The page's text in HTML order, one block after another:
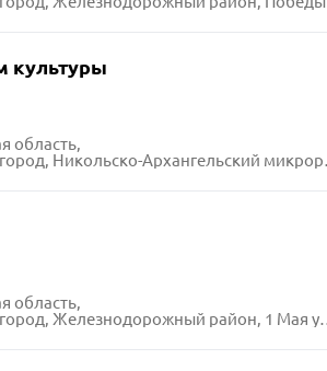
культуры
область,
Никольско-Архангельский микрорайон, 9-я линия, 60
область,
Железнодорожный район, 1 Мая улица, 11-В